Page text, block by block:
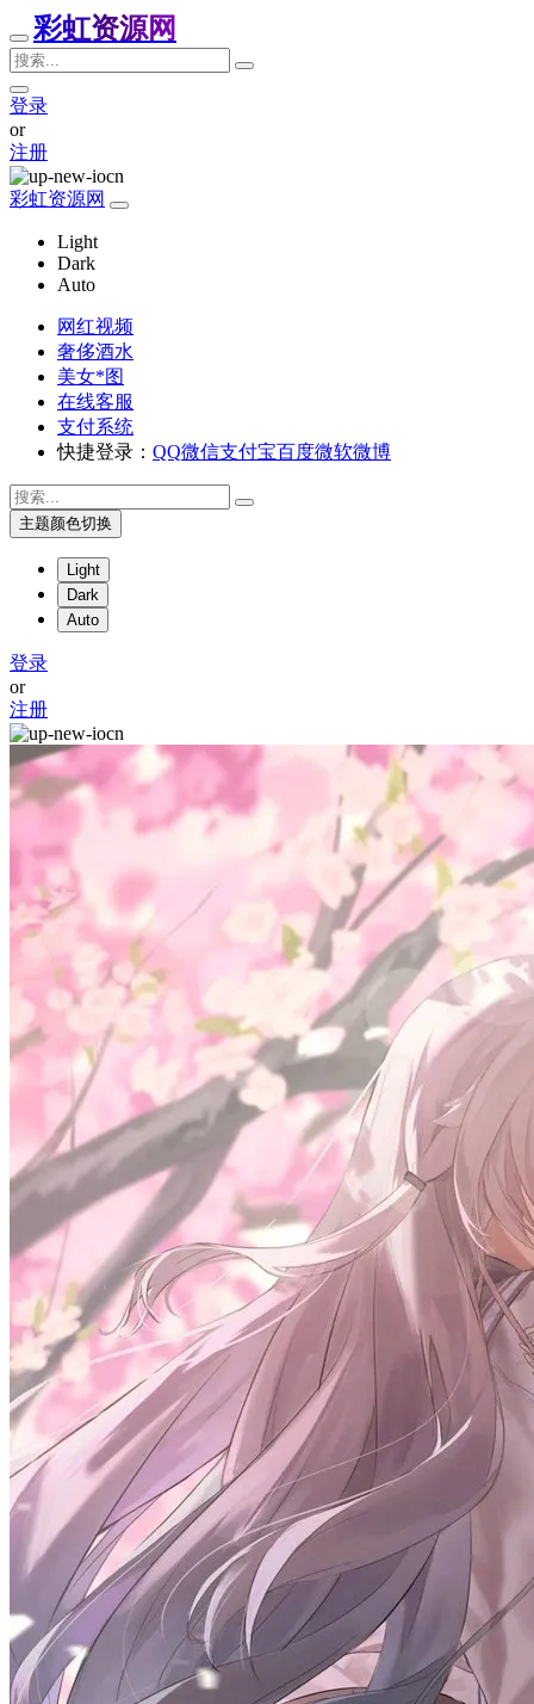
彩虹资源网
登录
or
注册
彩虹资源网
Light
Dark
Auto
网红视频
奢侈酒水
美女*图
在线客服
支付系统
快捷登录： QQ微信支付宝百度微软微博
主题颜色切换
Light
Dark
Auto
登录
or
注册